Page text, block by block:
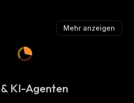
Mehr anzeigen
KI-Agenten